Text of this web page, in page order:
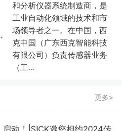
和分析仪器系统制造商，是
工业自动化领域的技术和市
场领导者之一。在中国，西
克中国（广东西克智能科技
有限公司）负责传感器业务
（工...
更多>
启动！|SICK邀您相约2024传